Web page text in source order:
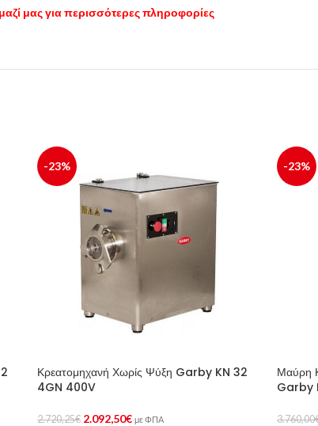
μας για περισσότερες πληροφορίες
-23%
Κρεατομηχανή Χωρίς Ψύξη Garby KN 32
4GN 400V
2.720,25€ 2.092,50€ με ΦΠΑ
-23%
Μαύρη
Garby
3.760,00